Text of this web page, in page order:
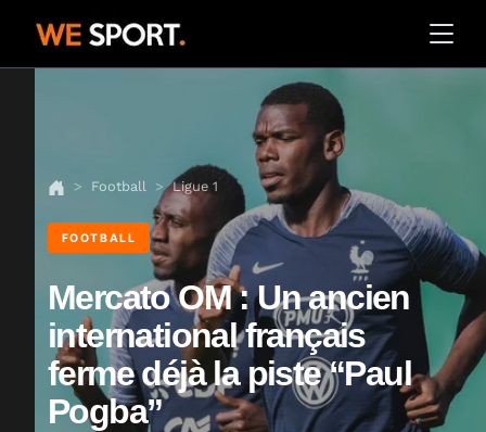
Football Ligue 1
FOOTBALL
Mercato OM : Un ancien
international français
ferme déjà la piste “Paul
Pogba”